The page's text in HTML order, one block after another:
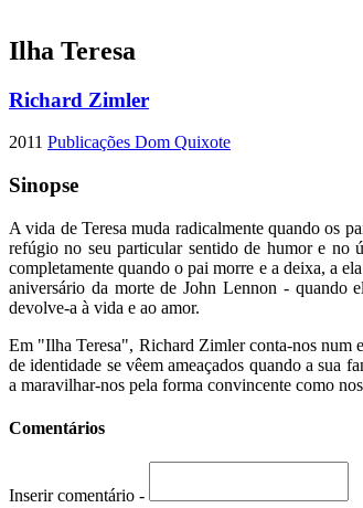
Ilha Teresa
Richard Zimler
2011 Publicações Dom Quixote
Sinopse
A vida de Teresa muda radicalmente quando os
refúgio no seu particular sentido de humor e no
completamente quando o pai morre e a deixa, a
aniversário da morte de John Lennon - quando
devolve-a à vida e ao amor.
Em "Ilha Teresa", Richard Zimler conta-nos num
de identidade se vêem ameaçados quando a
a maravilhar-nos pela forma convincente como
Comentários
Inserir comentário -